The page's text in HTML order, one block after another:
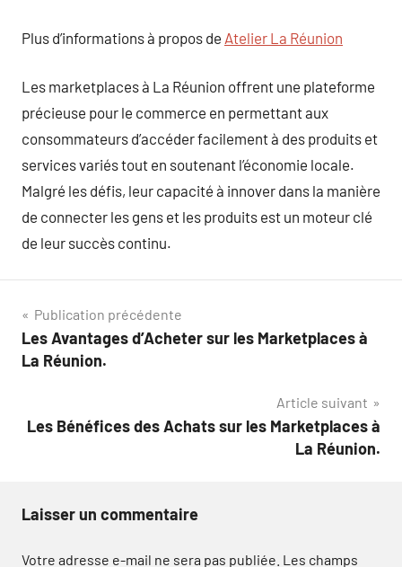
Plus d’informations à propos de Atelier La Réunion
Les marketplaces à La Réunion offrent une plateforme
précieuse pour le commerce en permettant aux
consommateurs d’accéder facilement à des produits et
services variés tout en soutenant l’économie locale.
Malgré les défis, leur capacité à innover dans la manière
de connecter les gens et les produits est un moteur clé
de leur succès continu.
Navigation
de
Publication précédente
Les Avantages d’Acheter sur les Marketplaces à
La Réunion.
Article suivant
Les Bénéfices des Achats sur les Marketplaces à
La Réunion.
Laisser un commentaire
Votre adresse e-mail ne sera pas publiée. Les champs